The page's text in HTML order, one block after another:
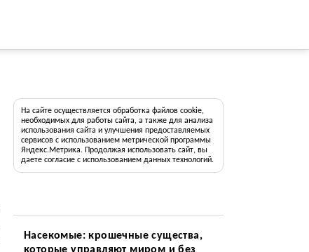
На сайте осуществляется обработка файлов cookie,
необходимых для работы сайта, а также для анализа
использования сайта и улучшения предоставляемых
сервисов с использованием метрической программы
Яндекс.Метрика. Продолжая использовать сайт, вы
даете согласие с использованием данных технологий.
Насекомые: крошечные существа,